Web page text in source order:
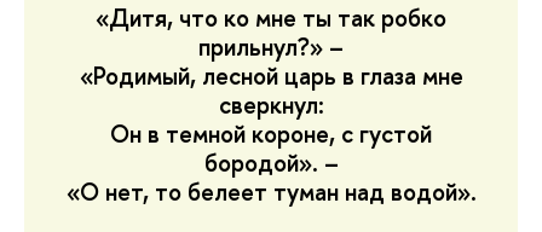
«Дитя, что ко мне ты так робко
прильнул?» –
«Родимый, лесной царь в глаза мне
сверкнул:
Он в темной короне, с густой
бородой». –
«О нет, то белеет туман над водой».